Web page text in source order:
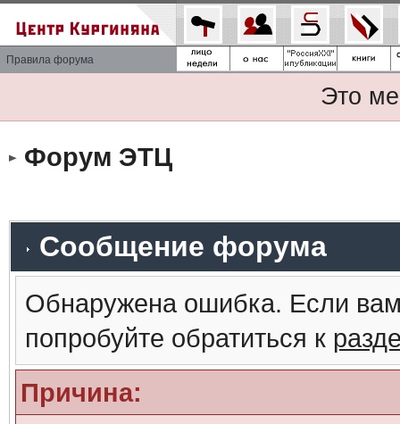
Правила форума
Это
Форум ЭТЦ
Сообщение форума
Обнаружена ошибка. Если
попробуйте обратиться к
Причина: